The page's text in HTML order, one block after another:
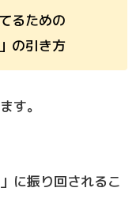
るための
」の引き方
す。
に振り回されるこ